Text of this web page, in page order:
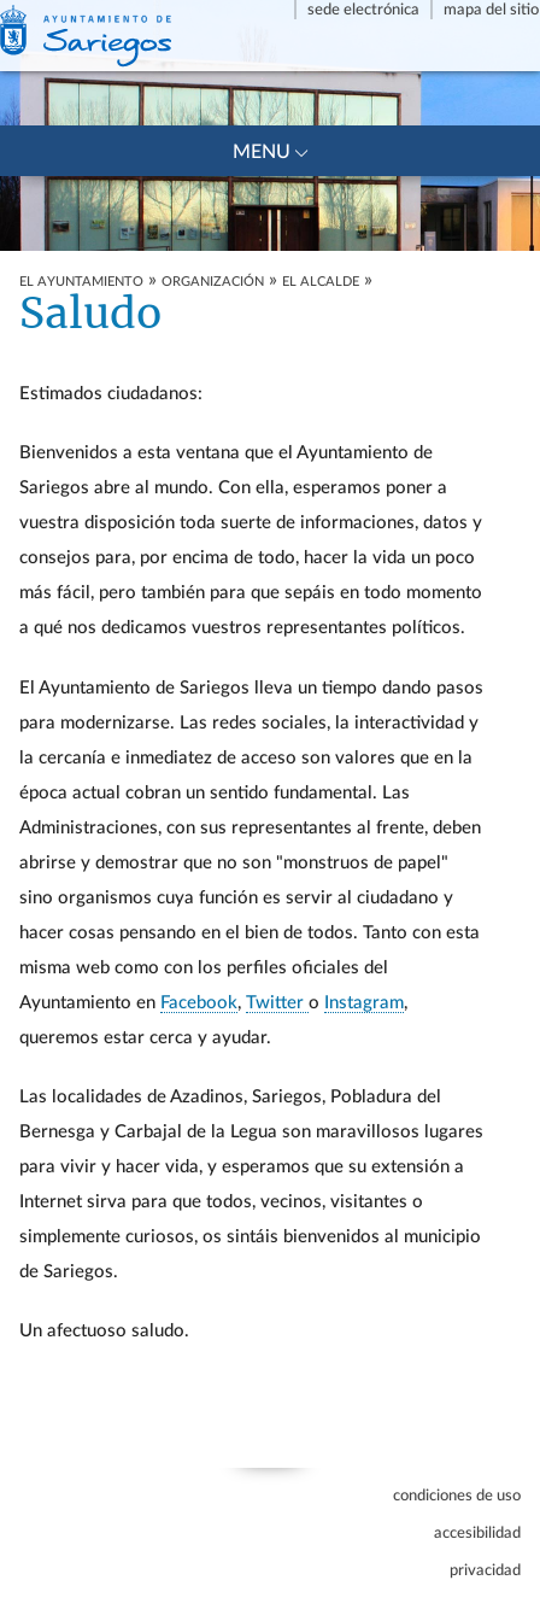
sede electrónica mapa del sitio
MENU +
EL AYUNTAMIENTO » ORGANIZACIÓN » EL ALCALDE »
Saludo
Estimados ciudadanos:
Bienvenidos a esta ventana que el Ayuntamiento de
Sariegos abre al mundo. Con ella, esperamos poner a
vuestra disposición toda suerte de informaciones, datos y
consejos para, por encima de todo, hacer la vida un poco
más fácil, pero también para que sepáis en todo momento
a qué nos dedicamos vuestros representantes políticos.
El Ayuntamiento de Sariegos lleva un tiempo dando pasos
para modernizarse. Las redes sociales, la interactividad y
la cercanía e inmediatez de acceso son valores que en la
época actual cobran un sentido fundamental. Las
Administraciones, con sus representantes al frente, deben
abrirse y demostrar que no son "monstruos de papel"
sino organismos cuya función es servir al ciudadano y
hacer cosas pensando en el bien de todos. Tanto con esta
misma web como con los perfiles oficiales del
Ayuntamiento en Facebook, Twitter o Instagram,
queremos estar cerca y ayudar.
Las localidades de Azadinos, Sariegos, Pobladura del
Bernesga y Carbajal de la Legua son maravillosos lugares
para vivir y hacer vida, y esperamos que su extensión a
Internet sirva para que todos, vecinos, visitantes o
simplemente curiosos, os sintáis bienvenidos al municipio
de Sariegos.
Un afectuoso saludo.
condiciones de uso
accesibilidad
privacidad